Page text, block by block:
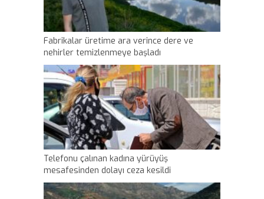
Fabrikalar üretime ara verince dere ve
nehirler temizlenmeye başladı
Telefonu çalınan kadına yürüyüş
mesafesinden dolayı ceza kesildi